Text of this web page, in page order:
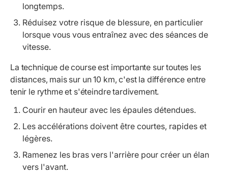
longtemps.
Réduisez votre risque de blessure, en particulier
lorsque vous vous entraînez avec des séances de
vitesse.
La technique de course est importante sur toutes les
distances, mais sur un 10 km, c'est la différence entre
tenir le rythme et s'éteindre tardivement.
Courir en hauteur avec les épaules détendues.
Les accélérations doivent être courtes, rapides et
légères.
Ramenez les bras vers l'arrière pour créer un élan
vers l'avant.